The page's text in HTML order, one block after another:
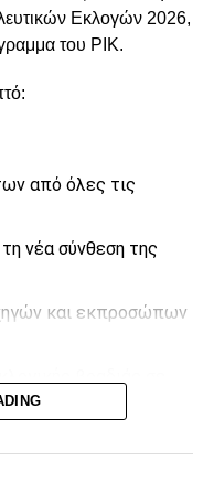
Εκλογών 2026,
του ΡΙΚ.
από όλες τις
νέα σύνθεση της
και εκπροσώπων